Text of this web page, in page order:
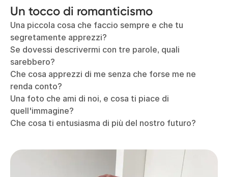
Un tocco di romanticismo
Una piccola cosa che faccio sempre e che tu
segretamente apprezzi?
Se dovessi descrivermi con tre parole, quali
sarebbero?
Che cosa apprezzi di me senza che forse me ne
renda conto?
Una foto che ami di noi, e cosa ti piace di
quell'immagine?
Che cosa ti entusiasma di più del nostro futuro?